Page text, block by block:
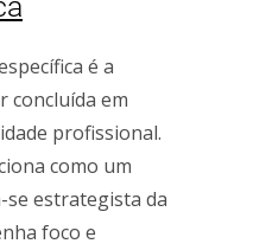
é a
concluída em
profissional.
como um
estrategista da
foco e